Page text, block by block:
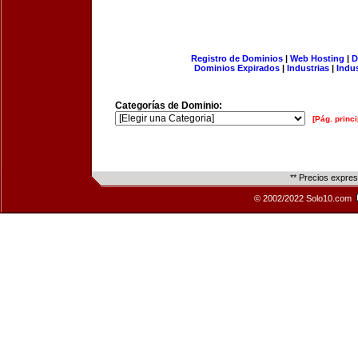
Registro de Dominios| Web Hosting |
Dominios Expirados | Industrias |
Categorías de Dominio:
[Pág.
** Precios
© 2002/2022 Solo10.com